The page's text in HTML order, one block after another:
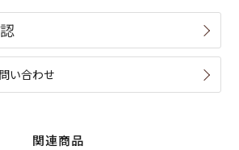
い合わせ
関連商品